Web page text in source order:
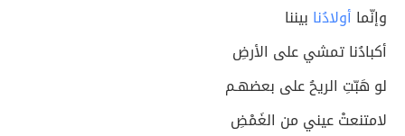
وإنّما أولادُنا بيننا
أكبادُنا تمشي على الأرضِ
لو هَبّتِ الريحُ على بعضهـم
لامتنعتْ عيني من الغَمْضِ